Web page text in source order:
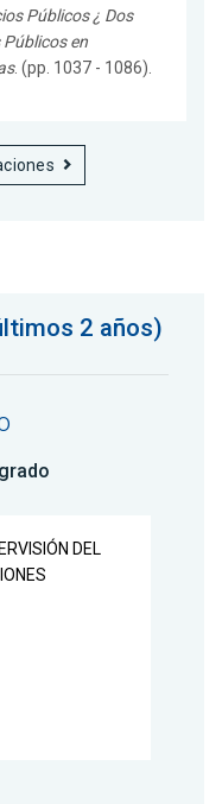
Públicos ¿ Dos
Públicos en
. (pp. 1037 - 1086).
2 años)
DEL